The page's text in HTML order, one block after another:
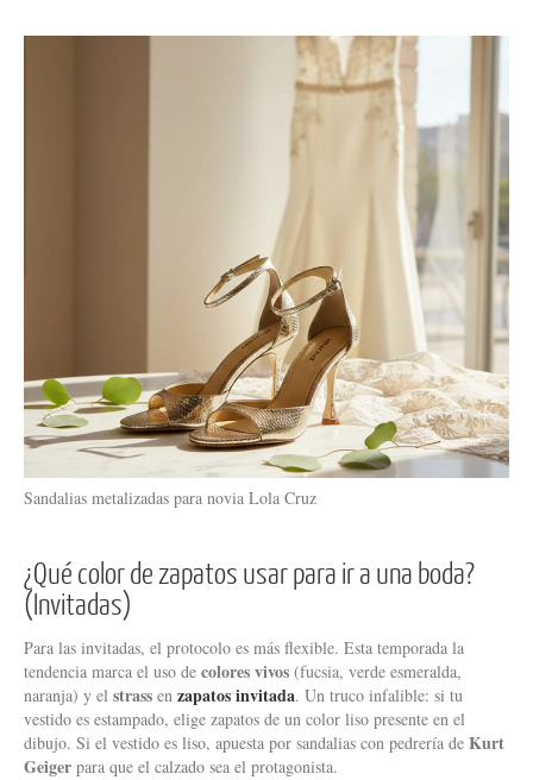
Sandalias metalizadas para novia Lola Cruz
¿Qué color de zapatos usar para ir a una boda?
(Invitadas)
Para las invitadas, el protocolo es más flexible. Esta temporada la
tendencia marca el uso de colores vivos (fucsia, verde esmeralda,
naranja) y el strass en zapatos invitada. Un truco infalible: si tu
vestido es estampado, elige zapatos de un color liso presente en el
dibujo. Si el vestido es liso, apuesta por sandalias con pedrería de Kurt
Geiger para que el calzado sea el protagonista.